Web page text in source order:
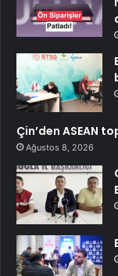
Çin’den ASEAN
Ağustos 8, 2026